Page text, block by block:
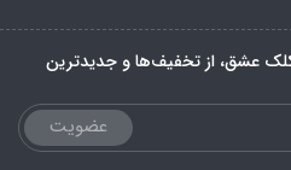
کلک عشق، از تخفیف‌ها و جدیدترین‌
عضویت